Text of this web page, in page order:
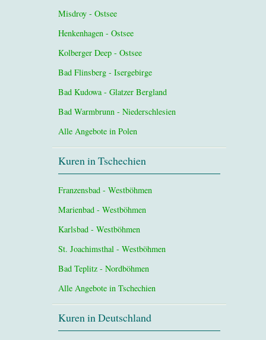
Misdroy - Ostsee
Henkenhagen - Ostsee
Kolberger Deep - Ostsee
Bad Flinsberg - Isergebirge
Bad Kudowa - Glatzer Bergland
Bad Warmbrunn - Niederschlesien
Alle Angebote in Polen
Kuren in Tschechien
Franzensbad - Westböhmen
Marienbad - Westböhmen
Karlsbad - Westböhmen
St. Joachimsthal - Westböhmen
Bad Teplitz - Nordböhmen
Alle Angebote in Tschechien
Kuren in Deutschland